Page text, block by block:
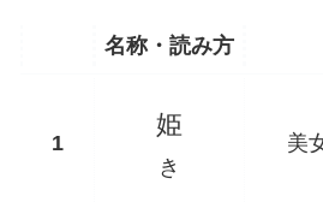
名称・読み方
姫
き
美